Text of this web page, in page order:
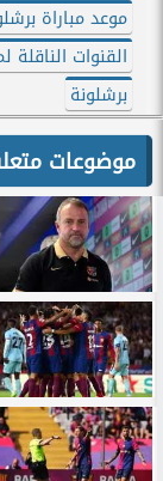
موعد مباراة
القنوات الناقلة
برشلونة
موضوعات